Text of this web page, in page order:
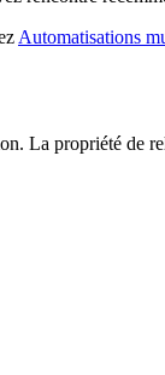
Automatisations
La propriété de